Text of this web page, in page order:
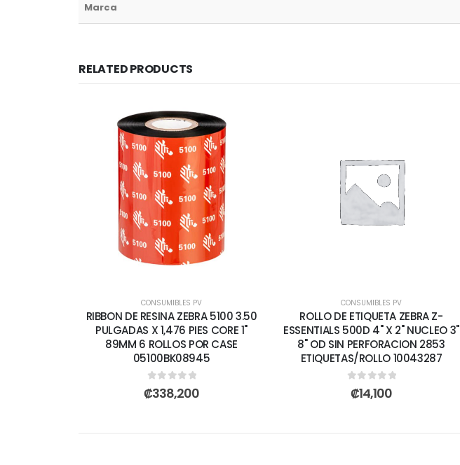
Marca
RELATED PRODUCTS
CONSUMIBLES PV
RIBBON DE RESINA ZEBRA 5100 3.50
PULGADAS X 1,476 PIES CORE 1"
89MM 6 ROLLOS POR CASE
05100BK08945
0out of 5
₡338,200
CONSUMIBLES PV
ROLLO DE ETIQUETA ZEBRA Z-
ESSENTIALS 500D 4" X 2" NUCLEO 3"
8" OD SIN PERFORACION 2853
ETIQUETAS/ROLLO 10043287
0out of 5
₡14,100